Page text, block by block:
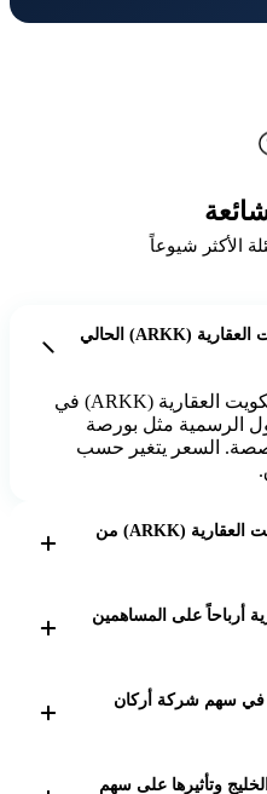
الأكثر شيوعاً
ما هو سعر سهم شركة أركان الكويت العقارية (ARKK) الحالي
يمكن متابعة سعر سهم أركان الكويت العقارية (ARKK) في
الرسمية مثل بورصة
السعر يتغير حسب
كيف يمكنني شراء سهم أركان الكويت العقارية (ARKK) من
الخليجية التي تتداول
الأموال، يمكن تقديم
أرباحاً على المساهمين
مع أداء الشركة. يمكن
الشركة أو بورصة
في سهم شركة أركان
وتأثيرها على سهم